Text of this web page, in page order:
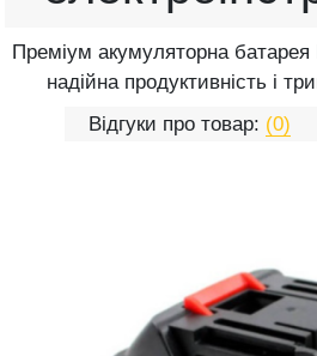
Преміум акумуляторна
надійна продуктивність і
Відгуки про товар: (0)